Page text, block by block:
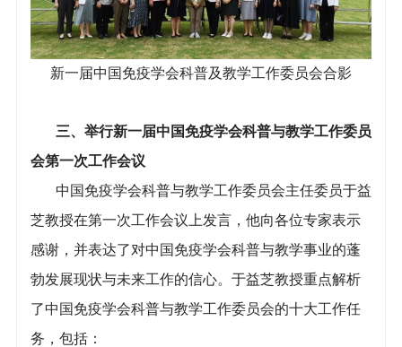
新一届中国免疫学会科普及教学工作委员会合影
三、举行新一届中国免疫学会科普与教学工作委员
会第一次工作会议
中国免疫学会科普与教学工作委员会主任委员于益
芝教授在第一次工作会议上发言，他向各位专家表示
感谢，并表达了对中国免疫学会科普与教学事业的蓬
勃发展现状与未来工作的信心。于益芝教授重点解析
了中国免疫学会科普与教学工作委员会的十大工作任
务，包括：